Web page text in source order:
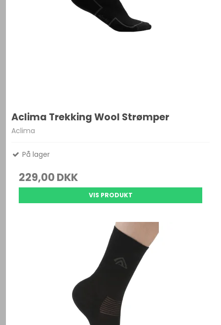
Aclima Trekking Wool Strømper
Aclima
På lager
229,00 DKK
VIS PRODUKT